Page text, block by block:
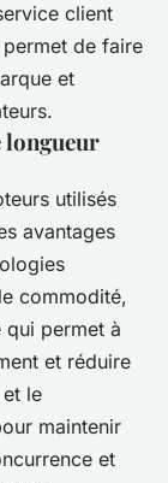
client
de faire
et
longueur
utilisés
avantages
commodité,
qui permet à
et réduire
le
maintenir
et